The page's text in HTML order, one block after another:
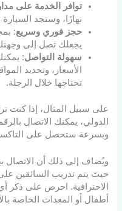
توافر الخدمة على
نهارًا، وستجد
حجز فوري وسريع:
يجعلك تصل إلى
سهولة التواصل:
الأسعار، وتحديد
تحتاجها خلال الرحلة.
على سبيل المثال، إذا كنت
وبسرعة ستحصل على
ويُضاف إلى ذلك أن الاتصال
حيث يتم تدريب السائقين
الاحترافية. احرص على ذكر
أطفال أو المعدات الخاصة